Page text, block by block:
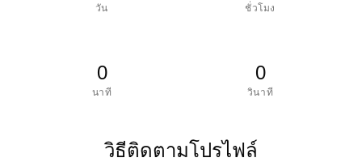
วัน ชั่วโมง
0
นาที
0
วินาที
วิธีติดตามโปรไฟล์